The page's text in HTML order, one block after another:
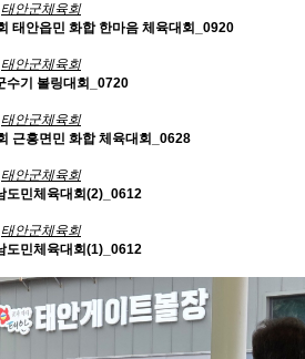
태안군체육회
태안읍민 화합 한마음 체육대회_0920
태안군체육회
수기 볼링대회_0720
태안군체육회
근흥면민 화합 체육대회_0628
태안군체육회
도민체육대회(2)_0612
태안군체육회
도민체육대회(1)_0612